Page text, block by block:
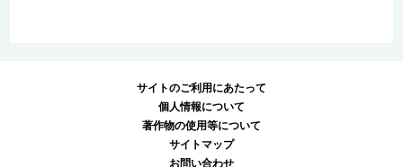
サイトのご利用にあたって
個人情報について
著作物の使用等について
サイトマップ
お問い合わせ